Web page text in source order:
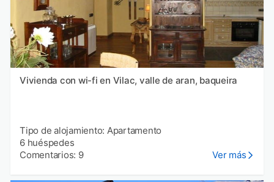
Vivienda con wi-fi en Vilac, valle de aran, baqueira
Tipo de alojamiento: Apartamento
6 huéspedes
Comentarios: 9
Ver más